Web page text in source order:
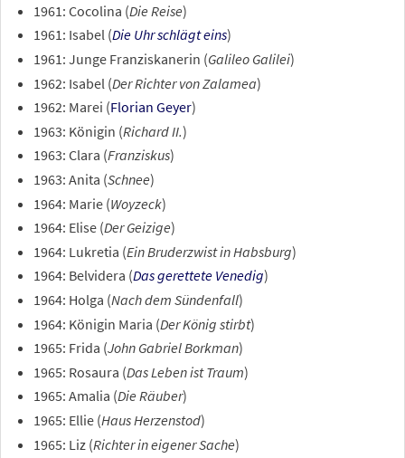
1961: Cocolina (Die Reise)
1961: Isabel (Die Uhr schlägt eins)
1961: Junge Franziskanerin (Galileo Galilei)
1962: Isabel (Der Richter von Zalamea)
1962: Marei (Florian Geyer)
1963: Königin (Richard II.)
1963: Clara (Franziskus)
1963: Anita (Schnee)
1964: Marie (Woyzeck)
1964: Elise (Der Geizige)
1964: Lukretia (Ein Bruderzwist in Habsburg)
1964: Belvidera (Das gerettete Venedig)
1964: Holga (Nach dem Sündenfall)
1964: Königin Maria (Der König stirbt)
1965: Frida (John Gabriel Borkman)
1965: Rosaura (Das Leben ist Traum)
1965: Amalia (Die Räuber)
1965: Ellie (Haus Herzenstod)
1965: Liz (Richter in eigener Sache)